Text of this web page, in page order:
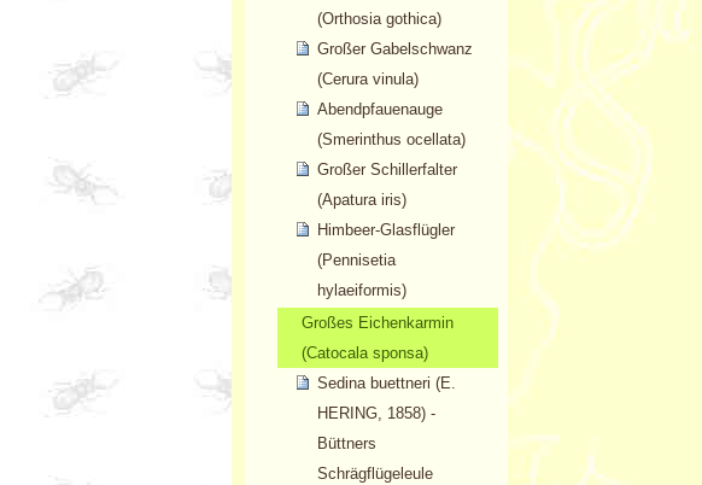
(Orthosia gothica)
Großer Gabelschwanz
(Cerura vinula)
Abendpfauenauge
(Smerinthus ocellata)
Großer Schillerfalter
(Apatura iris)
Himbeer-Glasflügler
(Pennisetia
hylaeiformis)
Großes Eichenkarmin
(Catocala sponsa)
Sedina buettneri (E.
HERING, 1858) -
Büttners
Schrägflügeleule